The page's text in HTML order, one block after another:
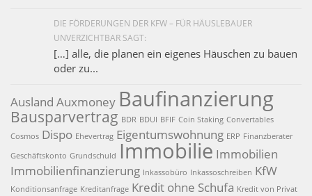
DIE FÖRDERUNGEN DER KFW – FÜR HÄUSLEBAUER
UNVERZICHTBAR SAGT:
[…] alle, die planen ein eigenes Häuschen zu bauen
oder zu...
Ausland Auxmoney Baufinanzierung
Bausparvertrag BDR BDUI BFIF Coin Staking Convertables
Cosmos Dispo Ehevertrag Eigentumswohnung ERP Finanzberater
Geschäftskonto Grundschuld Immobilie Immobilien
Immobilienfinanzierung Inkassobüro Inkassoschreiben KfW
Konditionsanfrage Kreditanfrage Kredit ohne Schufa Kredit von Privat